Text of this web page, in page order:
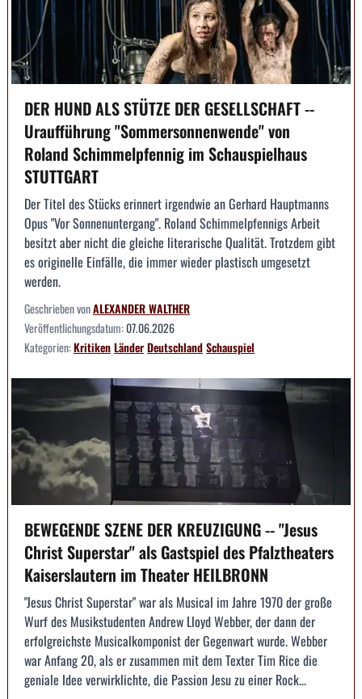
DER HUND ALS STÜTZE DER GESELLSCHAFT --
Uraufführung "Sommersonnenwende" von
Roland Schimmelpfennig im Schauspielhaus
STUTTGART
Der Titel des Stücks erinnert irgendwie an Gerhard Hauptmanns
Opus "Vor Sonnenuntergang". Roland Schimmelpfennigs Arbeit
besitzt aber nicht die gleiche literarische Qualität. Trotzdem gibt
es originelle Einfälle, die immer wieder plastisch umgesetzt
werden.
Geschrieben vonALEXANDER WALTHER
Veröffentlichungsdatum:07.06.2026
Kategorien:KritikenLänderDeutschlandSchauspiel
BEWEGENDE SZENE DER KREUZIGUNG -- "Jesus
Christ Superstar" als Gastspiel des Pfalztheaters
Kaiserslautern im Theater HEILBRONN
"Jesus Christ Superstar" war als Musical im Jahre 1970 der große
Wurf des Musikstudenten Andrew Lloyd Webber, der dann der
erfolgreichste Musicalkomponist der Gegenwart wurde. Webber
war Anfang 20, als er zusammen mit dem Texter Tim Rice die
geniale Idee verwirklichte, die Passion Jesu zu einer Rock...